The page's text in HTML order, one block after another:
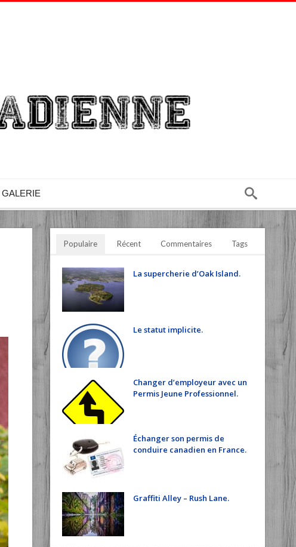
GALERIE
Populaire Récent Commentaires Tags
La supercherie d’Oak Island.
Le statut implicite.
Changer d’employeur avec un
Permis Jeune Professionnel.
Échanger son permis de
conduire canadien en France.
Graffiti Alley – Rush Lane.